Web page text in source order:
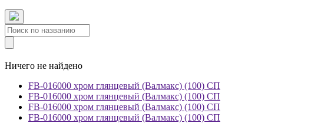
Ничего не найдено
FB-016000 хром глянцевый (Валмакс) (100) СП
FB-016000 хром глянцевый (Валмакс) (100) СП
FB-016000 хром глянцевый (Валмакс) (100) СП
FB-016000 хром глянцевый (Валмакс) (100) СП